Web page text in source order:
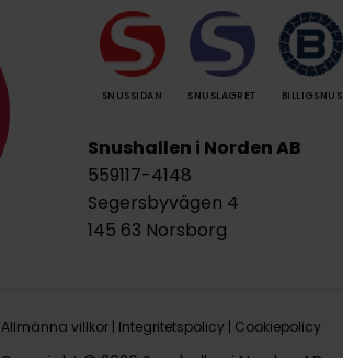
SNUSSIDAN SNUSLAGRET BILLIGSNUS
Snushallen i Norden AB
559117-4148
Segersbyvägen 4
145 63 Norsborg
Allmänna villkor| Integritetspolicy| Cookiepolicy